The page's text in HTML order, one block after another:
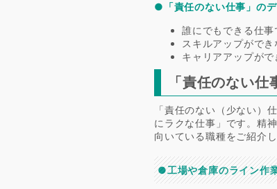
●「責任のない仕事」の
誰にでもできる仕事
スキルアップがで
キャリアアップがで
「責任のない
「責任のない（少ない）
にラクな仕事」です。精
向いている職種をご紹介し
●工場や倉庫のライン作